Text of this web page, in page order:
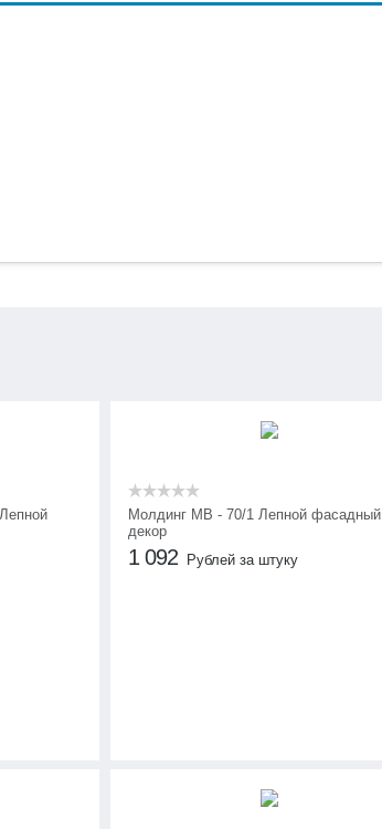
Молдинг МВ - 70/1 Лепной фасадный
декор
1 092 Рублей за штуку